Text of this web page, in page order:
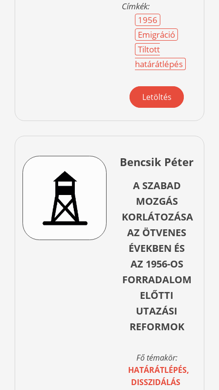
Címkék:
1956
Emigráció
Tiltott
határátlépés
Letöltés
Bencsik Péter
A SZABAD
MOZGÁS
KORLÁTOZÁSA
AZ ÖTVENES
ÉVEKBEN ÉS
AZ 1956-OS
FORRADALOM
ELŐTTI
UTAZÁSI
REFORMOK
Fő témakör:
HATÁRÁTLÉPÉS,
DISSZIDÁLÁS